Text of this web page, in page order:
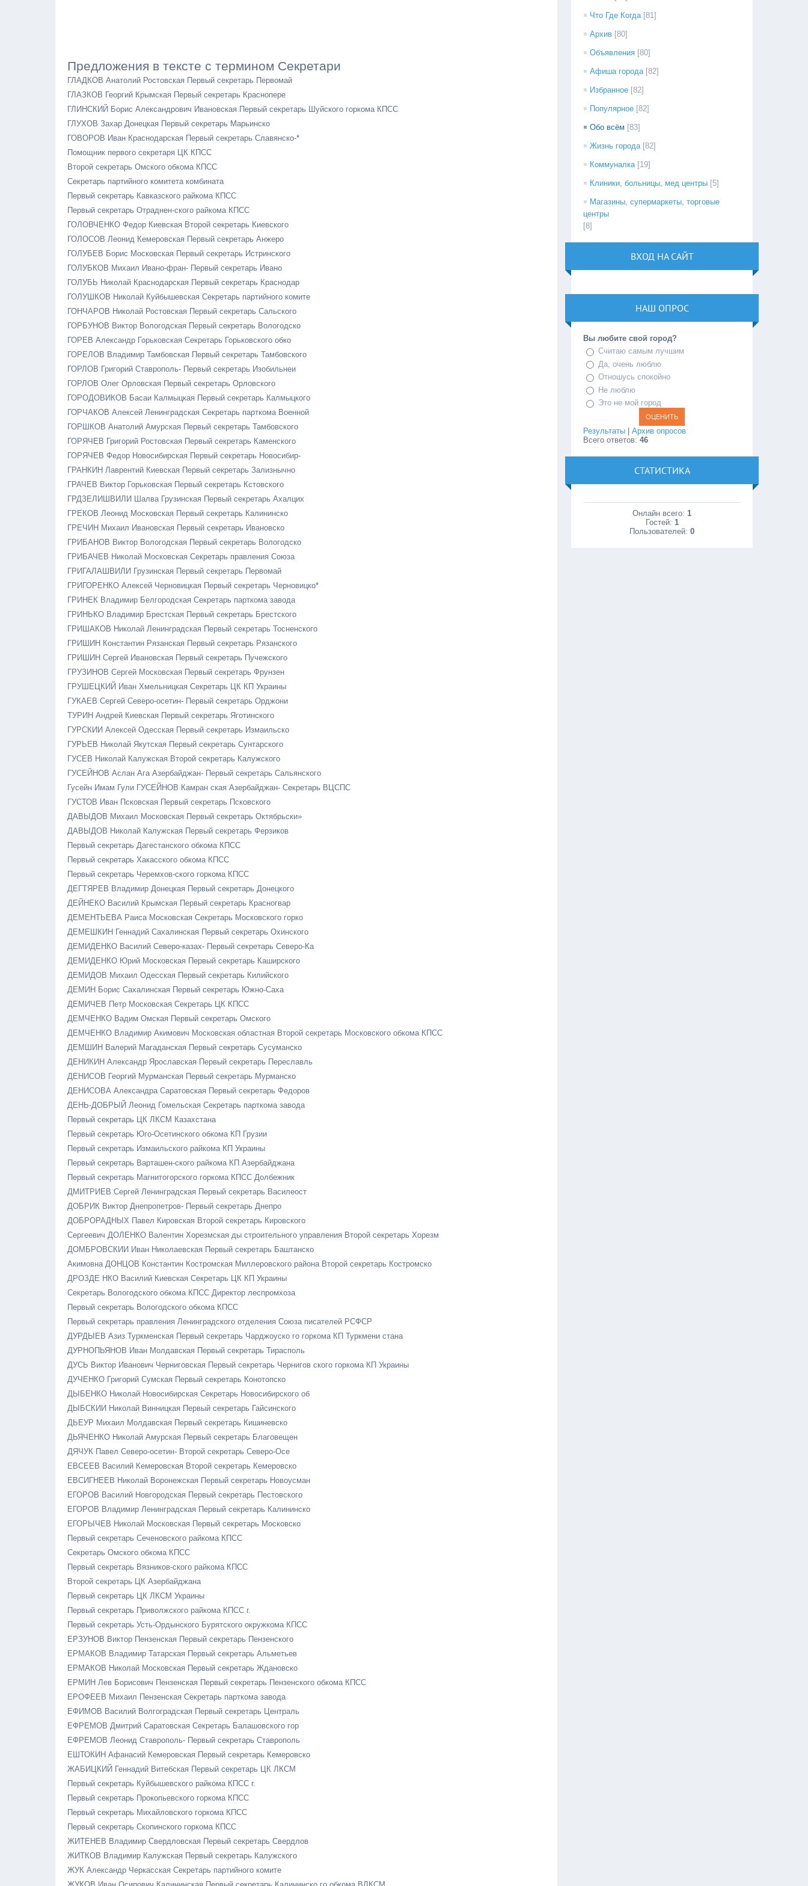
Предложения в тексте с термином Секретари
ГЛАДКОВ Анатолий Ростовская Первый секретарь Первомай
ГЛАЗКОВ Георгий Крымская Первый секретарь Краснопере
ГЛИНСКИЙ Борис Александрович Ивановская Первый секретарь Шуйского горкома КПСС
ГЛУХОВ Захар Донецкая Первый секретарь Марьинско
ГОВОРОВ Иван Краснодарская Первый секретарь Славянско-*
Помощник первого секретаря ЦК КПСС
Второй секретарь Омского обкома КПСС
Секретарь партийного комитета комбината
Первый секретарь Кавказского райкома КПСС
Первый секретарь Отраднен-ского райкома КПСС
ГОЛОВЧЕНКО Федор Киевская Второй секретарь Киевского
ГОЛОСОВ Леонид Кемеровская Первый секретарь Анжеро
ГОЛУБЕВ Борис Московская Первый секретарь Истринского
ГОЛУБКОВ Михаил Ивано-фран- Первый секретарь Ивано
ГОЛУБЬ Николай Краснодарская Первый секретарь Краснодар
ГОЛУШКОВ Николай Куйбышевская Секретарь партийного комите
ГОНЧАРОВ Николай Ростовская Первый секретарь Сальского
ГОРБУНОВ Виктор Вологодская Первый секретарь Вологодско
ГОРЕВ Александр Горьковская Секретарь Горьковского обко
ГОРЕЛОВ Владимир Тамбовская Первый секретарь Тамбовского
ГОРЛОВ Григорий Ставрополь- Первый секретарь Изобильнеи
ГОРЛОВ Олег Орловская Первый секретарь Орловского
ГОРОДОВИКОВ Басаи Калмыцкая Первый секретарь Калмыцкого
ГОРЧАКОВ Алексей Ленинградская Секретарь парткома Военной
ГОРШКОВ Анатолий Амурская Первый секретарь Тамбовского
ГОРЯЧЕВ Григорий Ростовская Первый секретарь Каменского
ГОРЯЧЕВ Федор Новосибирская Первый секретарь Новосибир-
ГРАНКИН Лаврентий Киевская Первый секретарь Зализнычно
ГРАЧЕВ Виктор Горьковская Первый секретарь Кстовского
ГРДЗЕЛИШВИЛИ Шалва Грузинская Первый секретарь Ахалцих
ГРЕКОВ Леонид Московская Первый секретарь Калининско
ГРЕЧИН Михаил Ивановская Первый секретарь Ивановско
ГРИБАНОВ Виктор Вологодская Первый секретарь Вологодско
ГРИБАЧЕВ Николай Московская Секретарь правления Союза
ГРИГАЛАШВИЛИ Грузинская Первый секретарь Первомай
ГРИГОРЕНКО Алексей Черновицкая Первый секретарь Черновицко*
ГРИНЕК Владимир Белгородская Секретарь парткома завода
ГРИНЬКО Владимир Брестская Первый секретарь Брестского
ГРИШАКОВ Николай Ленинградская Первый секретарь Тосненского
ГРИШИН Константин Рязанская Первый секретарь Рязанского
ГРИШИН Сергей Ивановская Первый секретарь Пучежского
ГРУЗИНОВ Сергей Московская Первый секретарь Фрунзен
ГРУШЕЦКИЙ Иван Хмельницкая Секретарь ЦК КП Украины
ГУКАЕВ Сергей Северо-осетин- Первый секретарь Орджони
ТУРИН Андрей Киевская Первый секретарь Яготинского
ГУРСКИИ Алексей Одесская Первый секретарь Измаильско
ГУРЬЕВ Николай Якутская Первый секретарь Сунтарского
ГУСЕВ Николай Калужская Второй секретарь Калужского
ГУСЕЙНОВ Аслан Ага Азербайджан- Первый секретарь Сальянского
Гусейн Имам Гули ГУСЕЙНОВ Камран ская Азербайджан- Секретарь ВЦСПС
ГУСТОВ Иван Псковская Первый секретарь Псковского
ДАВЫДОВ Михаил Московская Первый секретарь Октябрьски»
ДАВЫДОВ Николай Калужская Первый секретарь Ферзиков
Первый секретарь Дагестанского обкома КПСС
Первый секретарь Хакасского обкома КПСС
Первый секретарь Черемхов-ского горкома КПСС
ДЕГТЯРЕВ Владимир Донецкая Первый секретарь Донецкого
ДЕЙНЕКО Василий Крымская Первый секретарь Красногвар
ДЕМЕНТЬЕВА Раиса Московская Секретарь Московского горко
ДЕМЕШКИН Геннадий Сахалинская Первый секретарь Охинского
ДЕМИДЕНКО Василий Северо-казах- Первый секретарь Северо-Ка
ДЕМИДЕНКО Юрий Московская Первый секретарь Каширского
ДЕМИДОВ Михаил Одесская Первый секретарь Килийского
ДЕМИН Борис Сахалинская Первый секретарь Южно-Саха
ДЕМИЧЕВ Петр Московская Секретарь ЦК КПСС
ДЕМЧЕНКО Вадим Омская Первый секретарь Омского
ДЕМЧЕНКО Владимир Акимович Московская областная Второй секретарь Московского обкома КПСС
ДЕМШИН Валерий Магаданская Первый секретарь Сусуманско
ДЕНИКИН Александр Ярославская Первый секретарь Переславль
ДЕНИСОВ Георгий Мурманская Первый секретарь Мурманско
ДЕНИСОВА Александра Саратовская Первый секретарь Федоров
ДЕНЬ-ДОБРЫЙ Леонид Гомельская Секретарь парткома завода
Первый секретарь ЦК ЛКСМ Казахстана
Первый секретарь Юго-Осетинского обкома КП Грузии
Первый секретарь Измаильского райкома КП Украины
Первый секретарь Варташен-ского райкома КП Азербайджана
Первый секретарь Магнитогорского горкома КПСС Долбежник
ДМИТРИЕВ Сергей Ленинградская Первый секретарь Василеост
ДОБРИК Виктор Днепропетров- Первый секретарь Днепро
ДОБРОРАДНЫХ Павел Кировская Второй секретарь Кировского
Сергеевич ДОЛЕНКО Валентин Хорезмская ды строительного управления Второй секретарь Хорезм
ДОМБРОВСКИИ Иван Николаевская Первый секретарь Баштанско
Акимовна ДОНЦОВ Константин Костромская Миллеровского района Второй секретарь Костромско
ДРОЗДЕ НКО Василий Киевская Секретарь ЦК КП Украины
Секретарь Вологодского обкома КПСС Директор леспромхоза
Первый секретарь Вологодского обкома КПСС
Первый секретарь правления Ленинградского отделения Союза писателей РСФСР
ДУРДЫЕВ Азиз Туркменская Первый секретарь Чарджоуско го горкома КП Туркмени стана
ДУРНОПЬЯНОВ Иван Молдавская Первый секретарь Тирасполь
ДУСЬ Виктор Иванович Черниговская Первый секретарь Чернигов ского горкома КП Украины
ДУЧЕНКО Григорий Сумская Первый секретарь Конотопско
ДЫБЕНКО Николай Новосибирская Секретарь Новосибирского об
ДЫБСКИИ Николай Винницкая Первый секретарь Гайсинского
ДЬЕУР Михаил Молдавская Первый секретарь Кишиневско
ДЬЯЧЕНКО Николай Амурская Первый секретарь Благовещен
ДЯЧУК Павел Северо-осетин- Второй секретарь Северо-Осе
ЕВСЕЕВ Василий Кемеровская Второй секретарь Кемеровско
ЕВСИГНЕЕВ Николай Воронежская Первый секретарь Новоусман
ЕГОРОВ Василий Новгородская Первый секретарь Пестовского
ЕГОРОВ Владимир Ленинградская Первый секретарь Калининско
ЕГОРЫЧЕВ Николай Московская Первый секретарь Московско
Первый секретарь Сеченовского райкома КПСС
Секретарь Омского обкома КПСС
Первый секретарь Вязников-ского райкома КПСС
Второй секретарь ЦК Азербайджана
Первый секретарь ЦК ЛКСМ Украины
Первый секретарь Приволжского райкома КПСС г.
Первый секретарь Усть-Ордынского Бурятского окружкома КПСС
ЕРЗУНОВ Виктор Пензенская Первый секретарь Пензенского
ЕРМАКОВ Владимир Татарская Первый секретарь Альметьев
ЕРМАКОВ Николай Московская Первый секретарь Ждановско
ЕРМИН Лев Борисович Пензенская Первый секретарь Пензенского обкома КПСС
ЕРОФЕЕВ Михаил Пензенская Секретарь парткома завода
ЕФИМОВ Василий Волгоградская Первый секретарь Централь
ЕФРЕМОВ Дмитрий Саратовская Секретарь Балашовского гор
ЕФРЕМОВ Леонид Ставрополь- Первый секретарь Ставрополь
ЕШТОКИН Афанасий Кемеровская Первый секретарь Кемеровско
ЖАБИЦКИЙ Геннадий Витебская Первый секретарь ЦК ЛКСМ
Первый секретарь Куйбышевского райкома КПСС г.
Первый секретарь Прокопьевского горкома КПСС
Первый секретарь Михайловского горкома КПСС
Первый секретарь Скопинского горкома КПСС
ЖИТЕНЕВ Владимир Свердловская Первый секретарь Свердлов
ЖИТКОВ Владимир Калужская Первый секретарь Калужского
ЖУК Александр Черкасская Секретарь партийного комите
Что Где Когда [81]
Архив [80]
Объявления [80]
Афиша города [82]
Избранное [82]
Популярное [82]
Обо всём [83]
Жизнь города [82]
Коммуналка [19]
Клиники, больницы, мед центры [5]
Магазины, супермаркеты, торговые
центры
[8]
ВХОД НА САЙТ
НАШ ОПРОС
Вы любите свой город?
Считаю самым лучшим
Да, очень люблю
Отношусь спокойно
Не люблю
Это не мой город
Результаты |Архив опросов
Всего ответов:46
СТАТИСТИКА
Онлайн всего: 1
Гостей: 1
Пользователей:0